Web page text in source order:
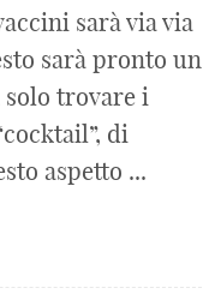
sarà via via
sarà pronto un
trovare i
di
aspetto ...